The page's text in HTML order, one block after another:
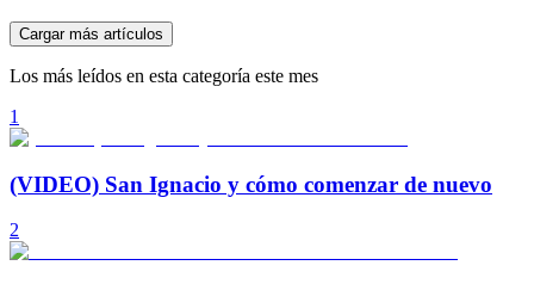
Cargar más artículos
Los más leídos en esta categoría este mes
1
(VIDEO) San Ignacio y cómo comenzar de nuevo
2